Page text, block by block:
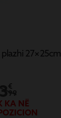
27×25cm
KA NË